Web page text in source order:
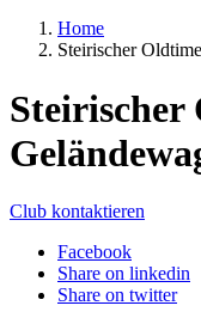
Home
Steirischer
Club kontaktieren
Facebook
Share on linkedin
Share on twitter